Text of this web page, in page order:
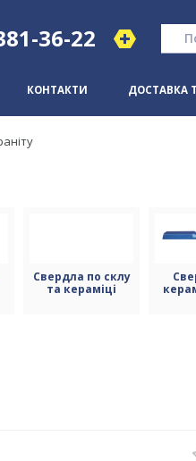
36-22
КОНТАКТИ ДОСТАВКА
Свердла по склу
та кераміці